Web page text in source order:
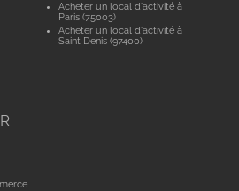
Acheter un local d'activité à
Paris (75003)
Acheter un local d'activité à
Saint Denis (97400)